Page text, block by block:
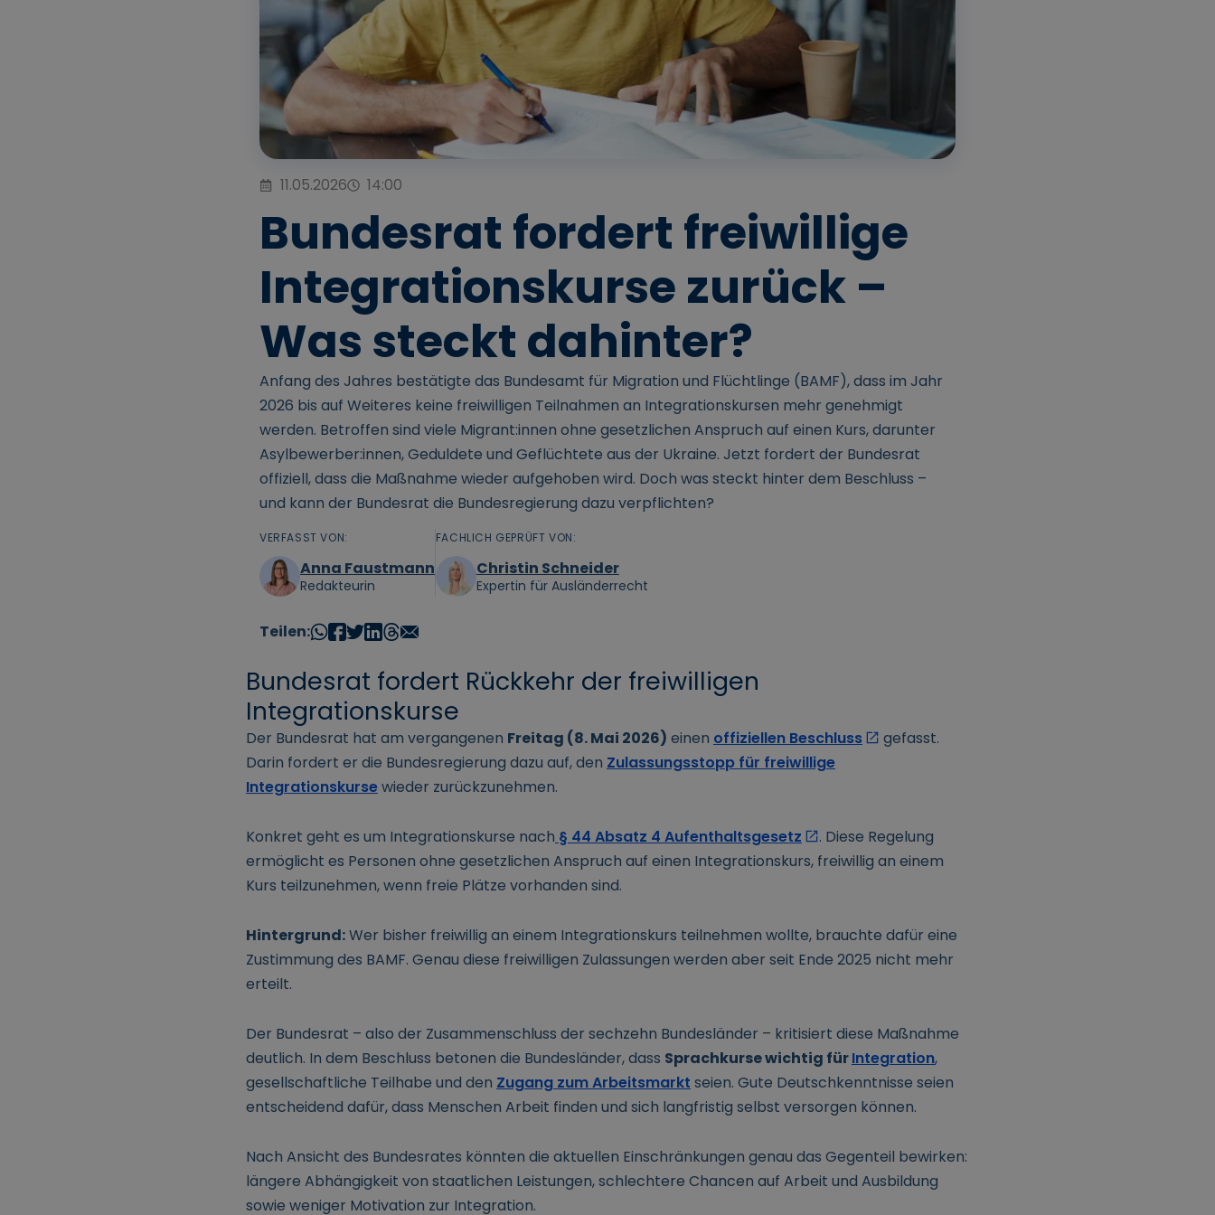
11.05.2026 14:00
Bundesrat fordert freiwillige
Integrationskurse zurück –
Was steckt dahinter?
Anfang des Jahres bestätigte das Bundesamt für Migration und Flüchtlinge (BAMF), dass im Jahr
2026 bis auf Weiteres keine freiwilligen Teilnahmen an Integrationskursen mehr genehmigt
werden. Betroffen sind viele Migrant:innen ohne gesetzlichen Anspruch auf einen Kurs, darunter
Asylbewerber:innen, Geduldete und Geflüchtete aus der Ukraine. Jetzt fordert der Bundesrat
offiziell, dass die Maßnahme wieder aufgehoben wird. Doch was steckt hinter dem Beschluss –
und kann der Bundesrat die Bundesregierung dazu verpflichten?
VERFASST VON:
Anna Faustmann
Redakteurin
FACHLICH GEPRÜFT VON:
Christin Schneider
Expertin für Ausländerrecht
Teilen:
Bundesrat fordert Rückkehr der freiwilligen
Integrationskurse
Der Bundesrat hat am vergangenen Freitag (8. Mai 2026) einen offiziellen Beschluss
gefasst.
Darin fordert er die Bundesregierung dazu auf, den Zulassungsstopp für freiwillige
Integrationskursewieder zurückzunehmen.
Konkret geht es um Integrationskurse nach § 44 Absatz 4 Aufenthaltsgesetz
. Diese Regelung
ermöglicht es Personen ohne gesetzlichen Anspruch auf einen Integrationskurs, freiwillig an einem
Kurs teilzunehmen, wenn freie Plätze vorhanden sind.
Hintergrund:Wer bisher freiwillig an einem Integrationskurs teilnehmen wollte, brauchte dafür eine
Zustimmung des BAMF. Genau diese freiwilligen Zulassungen werden aber seit Ende 2025 nicht mehr
erteilt.
Der Bundesrat – also der Zusammenschluss der sechzehn Bundesländer – kritisiert diese Maßnahme
deutlich. In dem Beschluss betonen die Bundesländer, dass Sprachkurse wichtig fürIntegration,
gesellschaftliche Teilhabe und den Zugang zum Arbeitsmarkt seien. Gute Deutschkenntnisse seien
entscheidend dafür, dass Menschen Arbeit finden und sich langfristig selbst versorgen können.
Nach Ansicht des Bundesrates könnten die aktuellen Einschränkungen genau das Gegenteil bewirken:
längere Abhängigkeit von staatlichen Leistungen, schlechtere Chancen auf Arbeit und Ausbildung
sowie weniger Motivation zur Integration.